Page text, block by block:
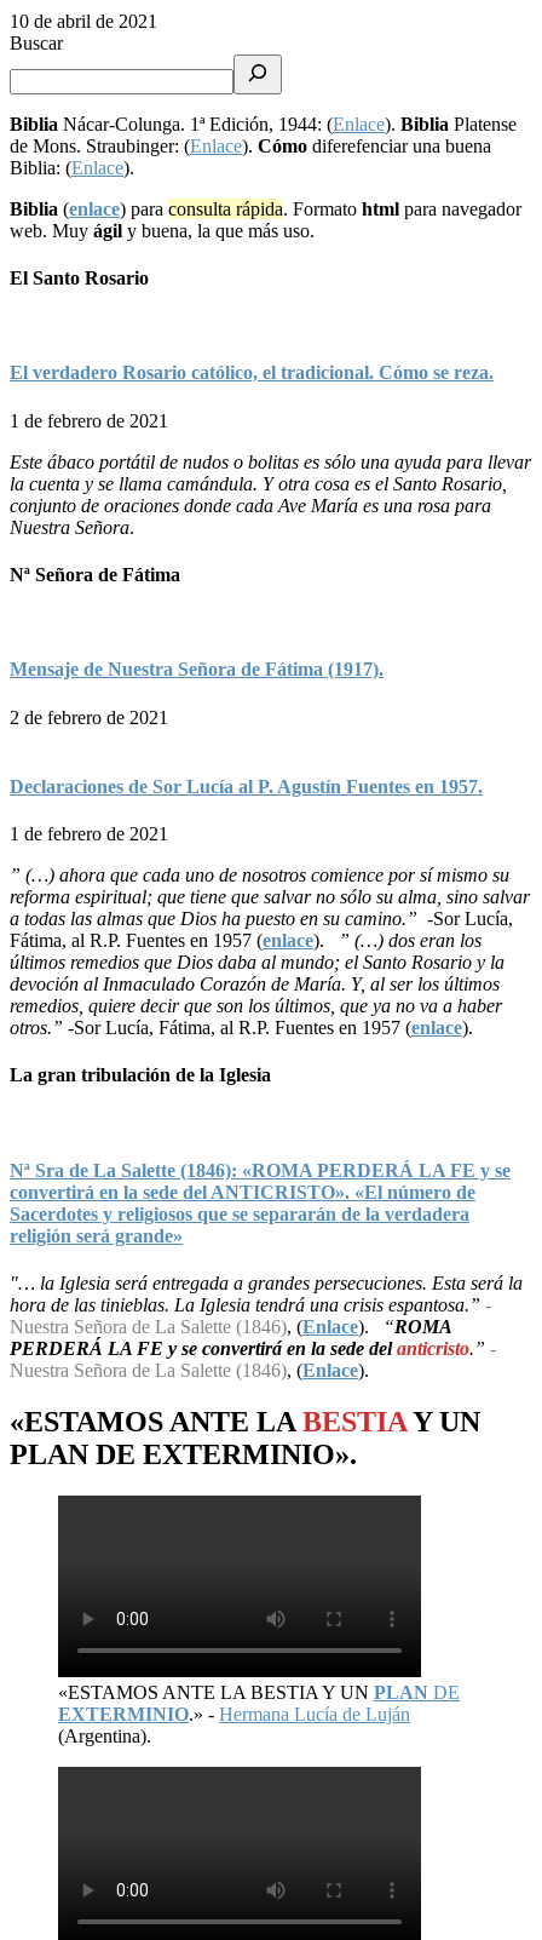
10 de abril de 2021
Buscar
Biblia Nácar-Colunga. 1ª Edición, 1944: (Enlace). Biblia Platense
de Mons. Straubinger: (Enlace). Cómo diferefenciar una buena
Biblia: (Enlace).
Biblia (enlace) para consulta rápida. Formato html para navegador
web. Muy ágil y buena, la que más uso.
El Santo Rosario
El verdadero Rosario católico, el tradicional. Cómo se reza.
1 de febrero de 2021
Este ábaco portátil de nudos o bolitas es sólo una ayuda para llevar
la cuenta y se llama camándula. Y otra cosa es el Santo Rosario,
conjunto de oraciones donde cada Ave María es una rosa para
Nuestra Señora.
Nª Señora de Fátima
Mensaje de Nuestra Señora de Fátima (1917).
2 de febrero de 2021
Declaraciones de Sor Lucía al P. Agustín Fuentes en 1957.
1 de febrero de 2021
” (…) ahora que cada uno de nosotros comience por sí mismo su
reforma espiritual; que tiene que salvar no sólo su alma, sino salvar
a todas las almas que Dios ha puesto en su camino.” -Sor Lucía,
Fátima, al R.P. Fuentes en 1957 (enlace).
” (…) dos eran los
últimos remedios que Dios daba al mundo; el Santo Rosario y la
devoción al Inmaculado Corazón de María. Y, al ser los últimos
remedios, quiere decir que son los últimos, que ya no va a haber
otros.” -Sor Lucía, Fátima, al R.P. Fuentes en 1957 (enlace).
La gran tribulación de la Iglesia
Nª Sra de La Salette (1846): «ROMA PERDERÁ LA FE y se
convertirá en la sede del ANTICRISTO». «El número de
Sacerdotes y religiosos que se separarán de la verdadera
religión será grande»
"… la Iglesia será entregada a grandes persecuciones. Esta será la
hora de las tinieblas. La Iglesia tendrá una crisis espantosa.” -
Nuestra Señora de La Salette (1846), (Enlace). “ROMA
PERDERÁ LA FE y se convertirá en la sede delanticristo.” -
Nuestra Señora de La Salette (1846), (Enlace).
«ESTAMOS ANTE LA BESTIAY UN
PLAN DE EXTERMINIO».
«ESTAMOS ANTE LA BESTIA Y UN PLAN DE
EXTERMINIO.» - Hermana Lucía de Luján
(Argentina).